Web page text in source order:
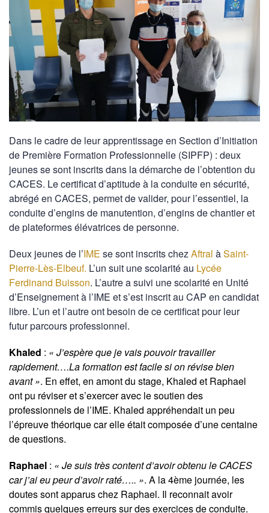
Dans le cadre de leur apprentissage en Section d’Initiation
de Première Formation Professionnelle (SIPFP) : deux
jeunes se sont inscrits dans la démarche de l’obtention du
CACES. Le certificat d’aptitude à la conduite en sécurité,
abrégé en CACES, permet de valider, pour l’essentiel, la
conduite d’engins de manutention, d’engins de chantier et
de plateformes élévatrices de personne.
Deux jeunes de l’IME se sont inscrits chezAftral àSaint-
Pierre-Lès-Elbeuf. L’un suit une scolarité au Lycée
Ferdinand Buisson. L’autre a suivi une scolarité en Unité
d’Enseignement à l’IME et s’est inscrit au CAP en candidat
libre. L’un et l’autre ont besoin de ce certificat pour leur
futur parcours professionnel.
Khaled : « J’espère que je vais pouvoir travailler
rapidement….La formation est facile si on révise bien
avant ». En effet, en amont du stage, Khaled et Raphael
ont pu réviser et s’exercer avec le soutien des
professionnels de l’IME. Khaled appréhendait un peu
l’épreuve théorique car elle était composée d’une centaine
de questions.
Raphael : « Je suis très content d’avoir obtenu le CACES
car j’ai eu peur d’avoir raté….. ». A la 4ème journée, les
doutes sont apparus chez Raphael. Il reconnait avoir
commis quelques erreurs sur des exercices de conduite.